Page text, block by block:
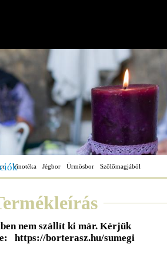
Vinotéka Jégbor Ürmösbor Szőlőmagjából
Cuvée
Vinotéka
nem szállít ki már. Kérjük
https://borterasz.hu/sumegi